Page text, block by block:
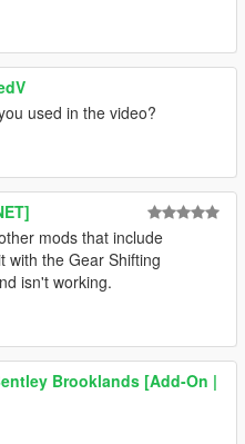
used in the video?
mods that include
with the Gear Shifting
isn't working.
Brooklands [Add-On |